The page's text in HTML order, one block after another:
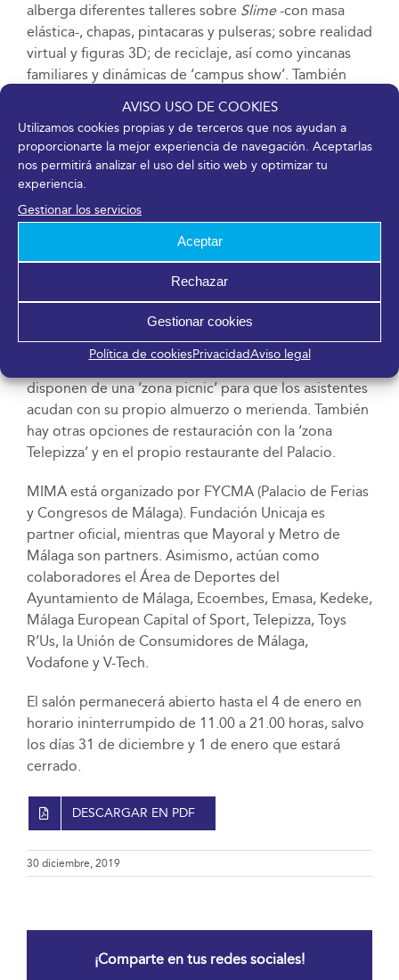
AVISO USO DE COOKIES
Utilizamos cookies propias y de terceros que nos ayudan a
proporcionarte la mejor experiencia de navegación. Aceptarlas
nos permitirá analizar el uso del sitio web y optimizar tu
experiencia.
Gestionar los servicios
Aceptar
Rechazar
Gestionar cookies
Política de cookiesPrivacidadAviso legal
alberga diferentes talleres sobre Slime-con masa
elástica-, chapas, pintacaras y pulseras; sobre realidad
virtual y figuras 3D; de reciclaje, así como yincanas
familiares y dinámicas de ‘campus show’. También
De la mano de Toys R’Us, el salón incluye el espacio
‘Mi primera Navidad’ que ofrece una propuesta
desarrolla un área recreativa con futbolines y mesas
Además, MIMA cuenta con un escenario patrocinado
por Telepizza para actuaciones, cuentacuentos y que
se transforma en pista de baile con el videojuego
Just Dance, que está funcionando en diferentes
disponen de una ‘zona picnic’ para que los asistentes
acudan con su propio almuerzo o merienda. También
hay otras opciones de restauración con la ‘zona
Telepizza’ y en el propio restaurante del Palacio.
MIMA está organizado por FYCMA (Palacio de Ferias
y Congresos de Málaga). Fundación Unicaja es
partner oficial, mientras que Mayoral y Metro de
Málaga son partners. Asimismo, actúan como
colaboradores el Área de Deportes del
Ayuntamiento de Málaga, Ecoembes, Emasa, Kedeke,
Málaga European Capital of Sport, Telepizza, Toys
R’Us, la Unión de Consumidores de Málaga,
Vodafone y V-Tech.
El salón permanecerá abierto hasta el 4 de enero en
horario ininterrumpido de 11.00 a 21.00 horas, salvo
los días 31 de diciembre y 1 de enero que estará
cerrado.
DESCARGAR EN PDF
30 diciembre, 2019
¡Comparte en tus redes sociales!